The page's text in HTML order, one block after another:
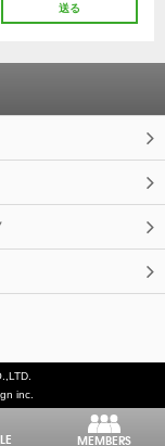
送る
inc.
MEMBERS